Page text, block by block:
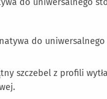
do
szczebel z profili